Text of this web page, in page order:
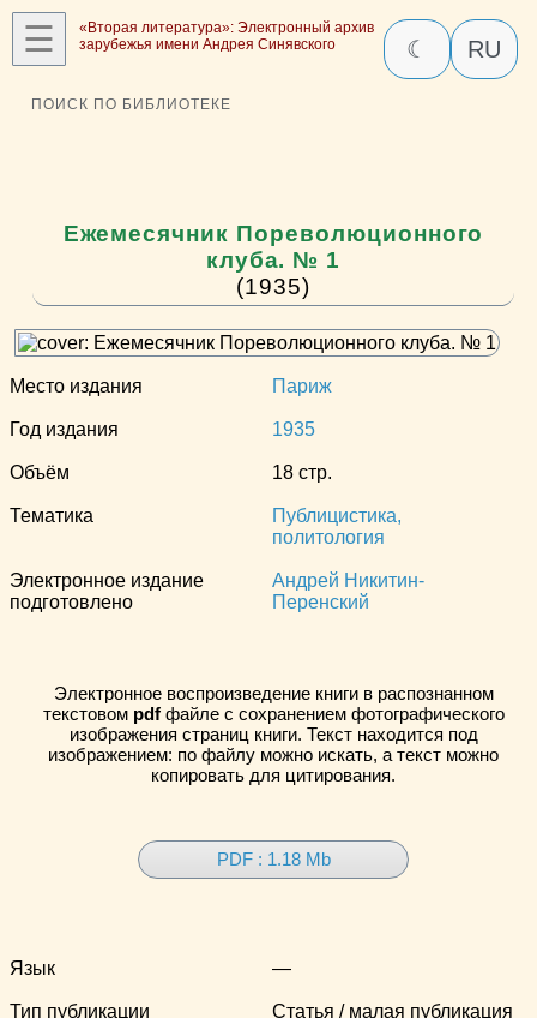
☰
«Вторая литература»: Электронный архив
зарубежья имени Андрея Синявского
☾ RU
ПОИСК ПО БИБЛИОТЕКЕ
Ежемесячник Пореволюционного
клуба. № 1
(1935)
Место издания Париж
Год издания 1935
Объём 18 стр.
Тематика
Публицистика,
политология
Электронное издание
подготовлено
Андрей Никитин-
Перенский
Электронное воспроизведение книги в распознанном
текстовом pdfфайле с сохранением фотографического
изображения страниц книги. Текст находится под
изображением: по файлу можно искать, а текст можно
копировать для цитирования.
PDF : 1.18 Mb
Язык —
Тип публикации
Статья / малая публикация